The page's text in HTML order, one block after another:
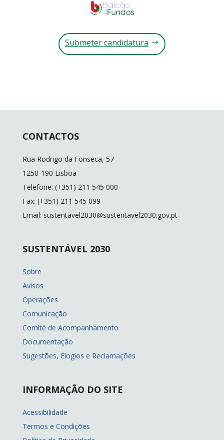
Submeter candidatura
CONTACTOS
Rua Rodrigo da Fonseca, 57
1250-190 Lisboa
Telefone: (+351) 211 545 000
Fax: (+351) 211 545 099
Email: sustentavel2030@sustentavel2030.gov.pt
SUSTENTÁVEL 2030
Sobre
Avisos
Operações
Comunicação
Comité de Acompanhamento
Documentação
Sugestões, Elogios e Reclamações
INFORMAÇÃO DO SITE
Acessibilidade
Termos e Condições